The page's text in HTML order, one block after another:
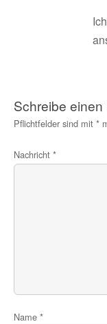
Schreibe
Pflichtfelder sind mit *
Nachricht *
Name *